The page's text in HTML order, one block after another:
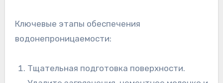
Ключевые этапы обеспечения
водонепроницаемости:
Тщательная подготовка поверхности.